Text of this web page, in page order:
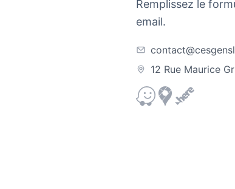
Remplissez le
email.
12 Rue Maurice